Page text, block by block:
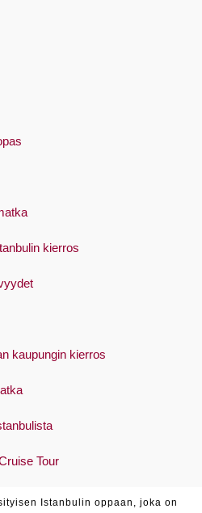
kierros
kaupungin kierros
Tour
Istanbulin oppaan, joka on